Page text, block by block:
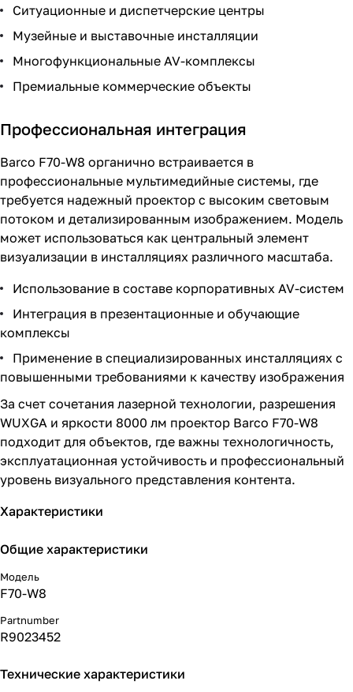
Ситуационные и диспетчерские центры
Музейные и выставочные инсталляции
Многофункциональные AV-комплексы
Премиальные коммерческие объекты
Профессиональная интеграция
Barco F70-W8 органично встраивается в
профессиональные мультимедийные системы, где
требуется надежный проектор с высоким световым
потоком и детализированным изображением. Модель
может использоваться как центральный элемент
визуализации в инсталляциях различного масштаба.
Использование в составе корпоративных AV-систем
Интеграция в презентационные и обучающие
комплексы
Применение в специализированных инсталляциях с
повышенными требованиями к качеству изображения
За счет сочетания лазерной технологии, разрешения
WUXGA и яркости 8000 лм проектор Barco F70-W8
подходит для объектов, где важны технологичность,
эксплуатационная устойчивость и профессиональный
уровень визуального представления контента.
Характеристики
Общие характеристики
Модель
F70-W8
Partnumber
R9023452
Технические характеристики